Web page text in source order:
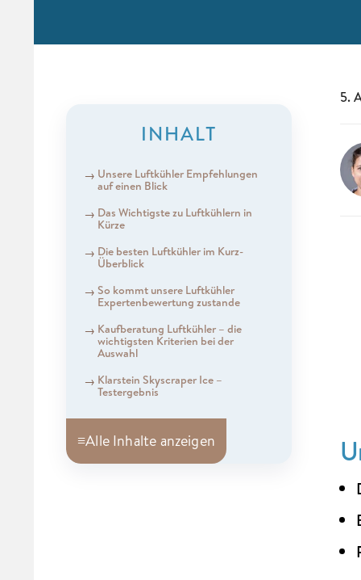
INHALT
Unsere Luftkühler Empfehlungen
auf einen Blick
Das Wichtigste zu Luftkühlern in
Kürze
Die besten Luftkühler im Kurz-
Überblick
So kommt unsere Luftkühler
Expertenbewertung zustande
Kaufberatung Luftkühler – die
wichtigsten Kriterien bei der
Auswahl
Klarstein Skyscraper Ice –
Testergebnis
≡Alle Inhalte anzeigen
5.